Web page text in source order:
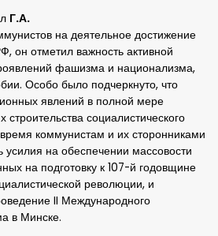
Г.А.
на деятельное достижение
отметил важность активной
фашизма и национализма,
Особо было подчеркнуто, что
явлений в полной мере
строительства социалистического
коммунистам и их сторонниками
усилия на обеспечении массовости
на подготовку к 107-й годовщине
революции, и
II Международного
в Минске.